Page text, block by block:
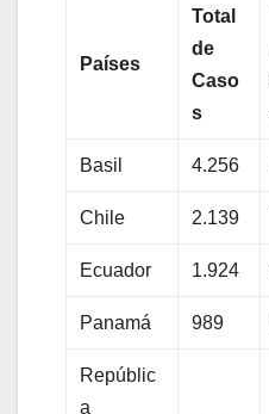
Países
Total
de
Caso
s
Basil 4.256
Chile 2.139
Ecuador 1.924
Panamá 989
Repúblic
a